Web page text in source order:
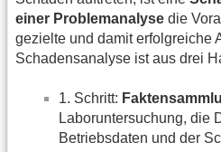
einer Problemanalyse die
gezielte und damit erfolgreiche
Schadensanalyse ist aus drei
1. Schritt:
Laboruntersuchung, die
Betriebsdaten und der